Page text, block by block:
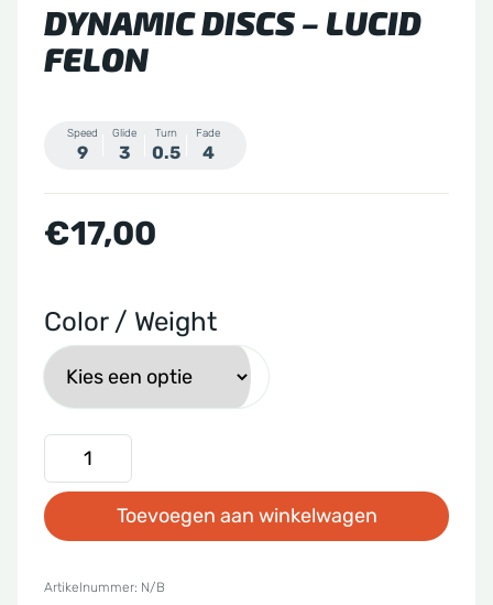
DYNAMIC DISCS – LUCID
FELON
Speed
9
Glide
3
Turn
0.5
Fade
4
€17,00
Color / Weight
Dynamic
Discs
-
Felon
Toevoegen aan winkelwagen
Artikelnummer: N/B